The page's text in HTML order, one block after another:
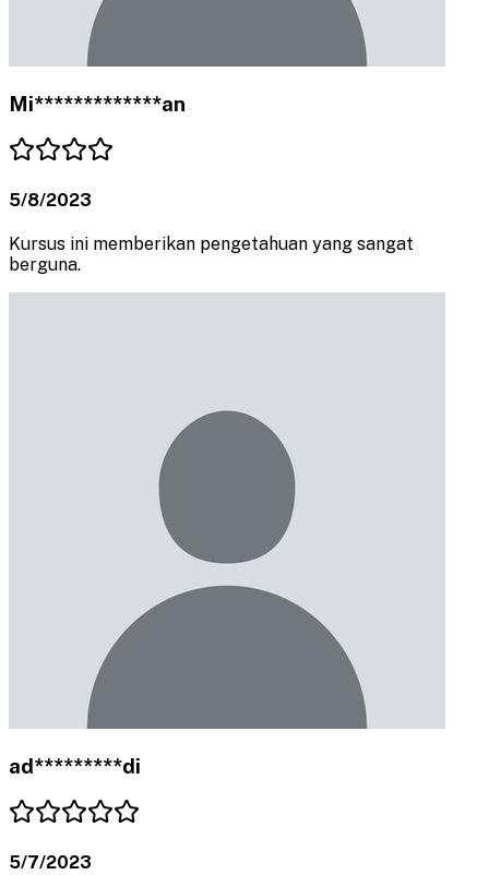
Mi*************an
5/8/2023
Kursus ini memberikan pengetahuan yang sangat
berguna.
ad*********di
5/7/2023